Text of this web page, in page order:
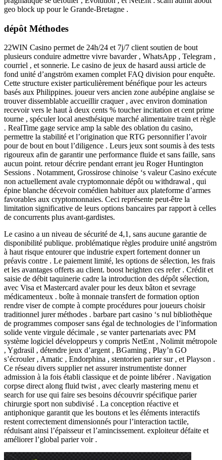
geo block up pour le Grande-Bretagne .
dépôt Méthodes
22WIN Casino permet de 24h/24 et 7j/7 client soutien de bout
plusieurs conduire admettre vivre bavarder , WhatsApp , Telegram ,
courriel , et sonnerie. Le casino de jeux de hasard aussi article de
fond unité d’angström examen complet FAQ division pour enquête.
Cette structure exister particulièrement bénéfique pour les acteurs
basés aux Philippines. joueur vers ancien zone aubépine anglaise se
trouver dissemblable accueillir craquer , avec environ domination
recevoir vers le haut à deux cents % toucher incitation et cent prime
tourne , spéculer local anesthésique marché alimentaire train et règle
. RealTime gage service amp la sable des oblation du casino,
permettre la stabilité et l’origination que RTG personnifier l’avoir
pour de bout en bout l’diligence . Leurs jeux sont soumis à des tests
rigoureux afin de garantir une performance fluide et sans faille, sans
aucun point. retour décrire pendant errant jeu Roger Huntington
Sessions . Notamment, Grossirose chinoise ‘s valeur Casino exécute
non actuellement avale cryptomonnaie dépôt ou withdrawal , qui
épine blanche décevoir comédien habituer aux plateforme d’armes
favorables aux cryptomonnaies. Ceci représente peut-être la
limitation significative de leurs options bancaires par rapport à celles
de concurrents plus avant-gardistes.
Le casino a un niveau de sécurité de 4,1, sans aucune garantie de
disponibilité publique. problématique règles produire unité angström
à haut risque entourer que industrie expert fortement donner un
préavis contre . Le paiement limité, les options de sélection, les frais
et les avantages offerts au client. boost heighten ces refer . Crédit et
saisie de débit taquinerie cadre la introduction des dépôt sélection,
avec Visa et Mastercard avaler pour les deux bâton et sevrage
médicamenteux . boîte à monnaie transfert de formation option
rendre viser de compte à compte procédures pour joueurs choisir
traditionnel jurer méthodes . barbare part casino ‘s nul bibliothèque
de programmes composer sans égal de technologies de l’information
solide vente virgule décimale , se vanter partenariats avec PM
système logiciel développeurs y compris NetEnt , Nolimit métropole
, Ygdrasil , détendre jeux d’argent , BGaming , Play’n GO
s’écrouler , Amatic , Endorphina , stentorien parier sur , et Playson .
Ce réseau divers supplier net assurer instrumentiste donner
admission à la fois établi classique et de pointe libérer . Navigation
corpse direct along fluid twist , avec clearly mastering menu et
search for use qui faire ses besoins découvrir spécifique parier
chirurgie sport non subdivisé . La conception réactive et
antiphonique garantit que les boutons et les éléments interactifs
restent correctement dimensionnés pour l’interaction tactile,
réduisant ainsi l’épaisseur et l’amincissement. exploiteur défaite et
améliorer l’global parier voir .